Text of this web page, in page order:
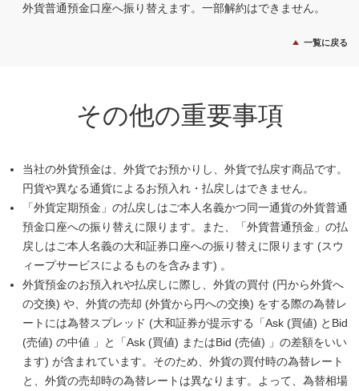
外貨普通預金口座へ振り替えます。一部解約はできません。
一覧に戻る
その他の重要事項
当社の外貨預金は、外貨でお預かりし、外貨で払戻す商品です。
円貨や異なる通貨によるお預入れ・払戻しはできません。
「外貨定期預金」の払戻しはご本人名義かつ同一通貨の外貨普通
預金口座への振り替えに限ります。また、「外貨普通預金」の払
戻しはご本人名義の大和証券口座への振り替えに限ります (スウ
ィープサービスによるものを含みます) 。
外貨預金のお預入れや払戻しに際し、外貨の買付 (円から外貨へ
の交換) や、外貨の売却 (外貨から円への交換) をする際の為替レ
ートには為替スプレッド (大和証券が提示する「Ask (買値) とBid
(売値) の中値 」と「Ask (買値) またはBid (売値) 」の差額をいい
ます) が含まれています。そのため、外貨の買付時の為替レート
と、外貨の売却時の為替レートは異なります。よって、為替相場